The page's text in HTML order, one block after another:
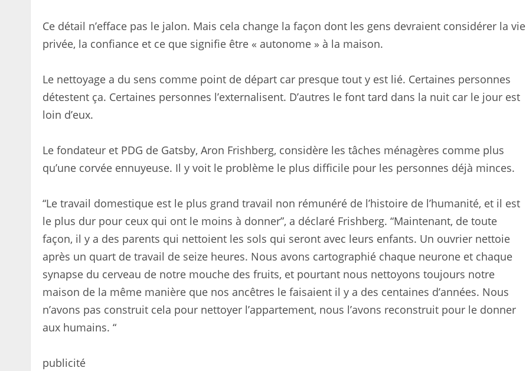
Ce détail n’efface pas le jalon. Mais cela change la façon dont les gens devraient considérer la vie
privée, la confiance et ce que signifie être « autonome » à la maison.
Le nettoyage a du sens comme point de départ car presque tout y est lié. Certaines personnes
détestent ça. Certaines personnes l’externalisent. D’autres le font tard dans la nuit car le jour est
loin d’eux.
Le fondateur et PDG de Gatsby, Aron Frishberg, considère les tâches ménagères comme plus
qu’une corvée ennuyeuse. Il y voit le problème le plus difficile pour les personnes déjà minces.
“Le travail domestique est le plus grand travail non rémunéré de l’histoire de l’humanité, et il est
le plus dur pour ceux qui ont le moins à donner”, a déclaré Frishberg. “Maintenant, de toute
façon, il y a des parents qui nettoient les sols qui seront avec leurs enfants. Un ouvrier nettoie
après un quart de travail de seize heures. Nous avons cartographié chaque neurone et chaque
synapse du cerveau de notre mouche des fruits, et pourtant nous nettoyons toujours notre
maison de la même manière que nos ancêtres le faisaient il y a des centaines d’années. Nous
n’avons pas construit cela pour nettoyer l’appartement, nous l’avons reconstruit pour le donner
aux humains. “
publicité